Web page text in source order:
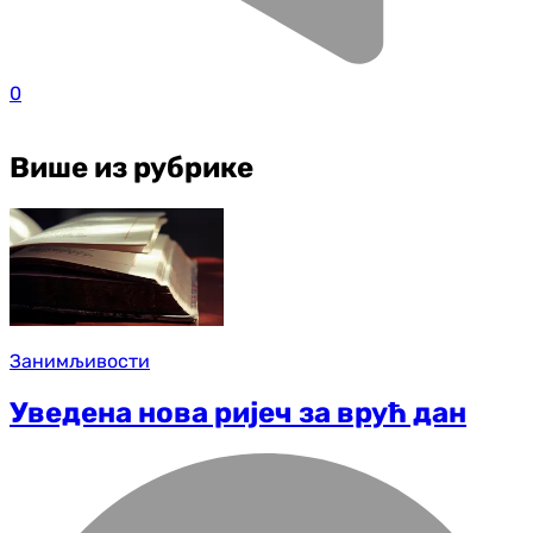
0
Више из рубрике
Занимљивости
Уведена нова ријеч за врућ дан